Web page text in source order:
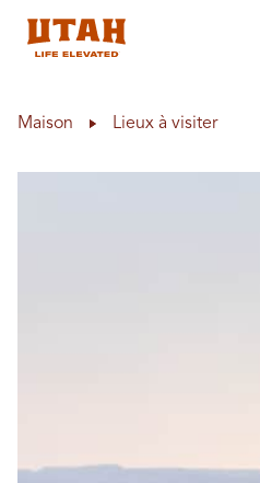
Maison Lieux à visiter